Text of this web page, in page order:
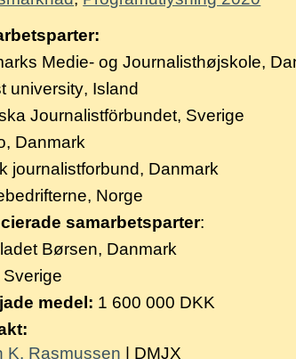
Medie- og Journalisthøjskole,
university, Island
Journalistförbundet, Sverige
Danmark
journalistforbund, Danmark
, Norge
samarbetsparter:
Børsen, Danmark
Sverige
medel: 1 600 000 DKK
K. Rasmussen | DMJX